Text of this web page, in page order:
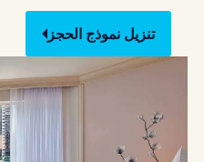
تنزيل نموذج الحجز